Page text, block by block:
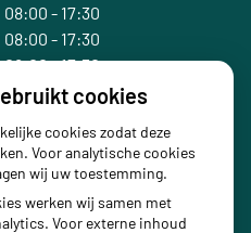
08:00 - 17:30
08:00 - 17:30
08:00 - 17:30
08:00 - 17:30cookies
cookies zodat deze
Voor analytische cookies
wij uw toestemming.
werken wij samen met
Voor externe inhoud